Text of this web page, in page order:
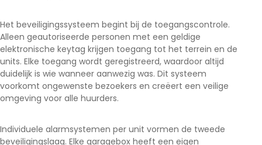
Het beveiligingssysteem begint bij de toegangscontrole.
Alleen geautoriseerde personen met een geldige
elektronische keytag krijgen toegang tot het terrein en de
units. Elke toegang wordt geregistreerd, waardoor altijd
duidelijk is wie wanneer aanwezig was. Dit systeem
voorkomt ongewenste bezoekers en creëert een veilige
omgeving voor alle huurders.
Individuele alarmsystemen per unit vormen de tweede
beveiligingslaag. Elke garagebox heeft een eigen